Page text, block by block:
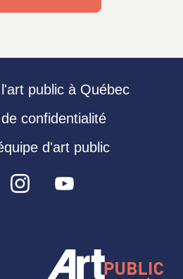
public à Québec
confidentialité
d'art public